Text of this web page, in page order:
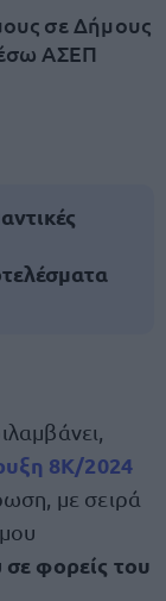
σε Δήμους
ΑΣΕΠ
8Κ/2024
με σειρά
σε φορείς του